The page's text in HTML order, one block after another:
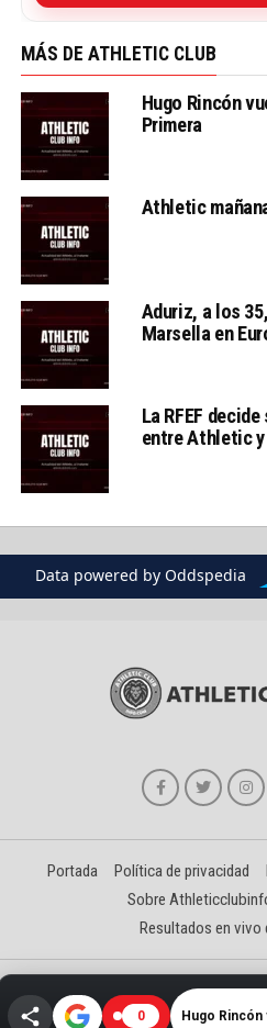
MÁS DE ATHLETIC CLUB
Hugo Rincón
Primera
Athletic
Aduriz, a los
Marsella en
La RFEF
entre Athletic y
Data powered by Oddspedia
Portada Política de privacidad
Sobre
Resultados en vivo
Creado y gestionado por
0 Hugo